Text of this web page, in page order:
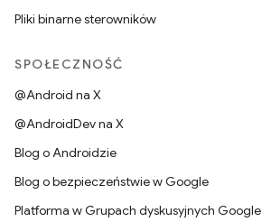
Pliki binarne sterowników
SPOŁECZNOŚĆ
@Android na X
@AndroidDev na X
Blog o Androidzie
Blog o bezpieczeństwie w Google
Platforma w Grupach dyskusyjnych Google